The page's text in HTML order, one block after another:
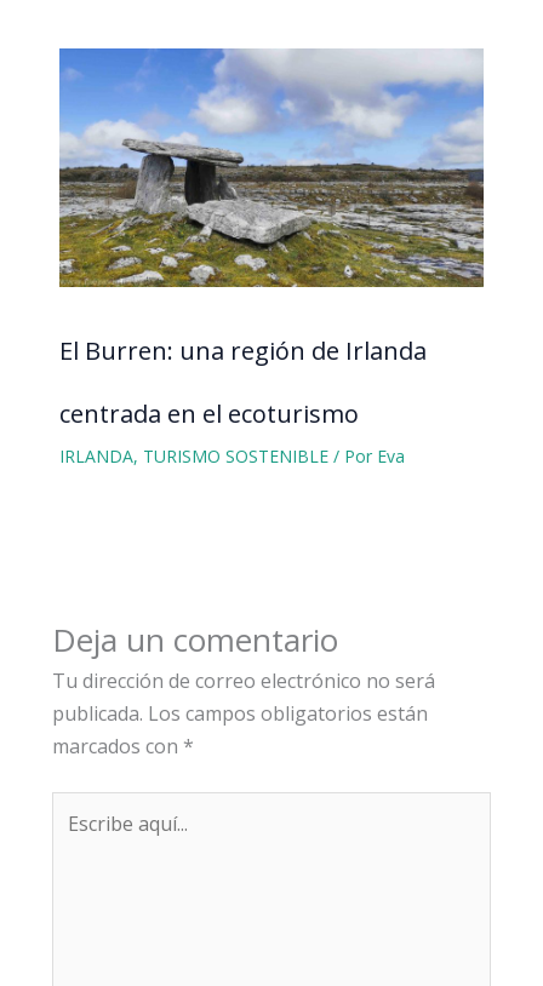
El Burren: una región de Irlanda
centrada en el ecoturismo
IRLANDA, TURISMO SOSTENIBLE/ Por Eva
Deja un comentario
Tu dirección de correo electrónico no será
publicada. Los campos obligatorios están
marcados con *
aquí...